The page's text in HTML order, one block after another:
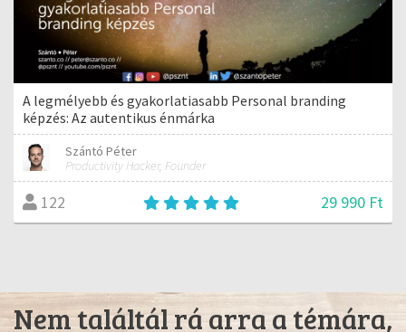
A legmélyebb és gyakorlatiasabb Personal branding
képzés: Az autentikus énmárka
Szántó Péter
Productivity Hacker, Founder
122 29 990 Ft
Nem találtál rá arra a témára,